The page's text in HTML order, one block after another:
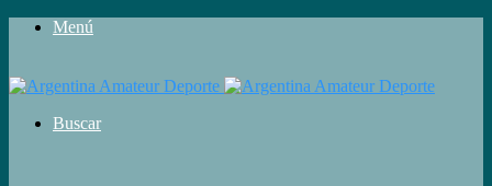
Menú
Buscar